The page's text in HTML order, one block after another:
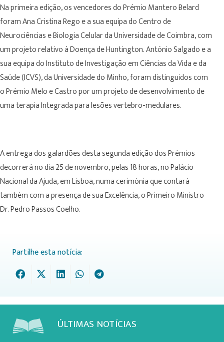
Na primeira edição, os vencedores do Prémio Mantero Belard
foram Ana Cristina Rego e a sua equipa do Centro de
Neurociências e Biologia Celular da Universidade de Coimbra, com
um projeto relativo à Doença de Huntington. António Salgado e a
sua equipa do Instituto de Investigação em Ciências da Vida e da
Saúde (ICVS), da Universidade do Minho, foram distinguidos com
o Prémio Melo e Castro por um projeto de desenvolvimento de
uma terapia Integrada para lesões vertebro-medulares.
A entrega dos galardões desta segunda edição dos Prémios
decorrerá no dia 25 de novembro, pelas 18 horas, no Palácio
Nacional da Ajuda, em Lisboa, numa cerimónia que contará
também com a presença de sua Excelência, o Primeiro Ministro
Dr. Pedro Passos Coelho.
Partilhe esta notícia:
ÚLTIMAS NOTÍCIAS